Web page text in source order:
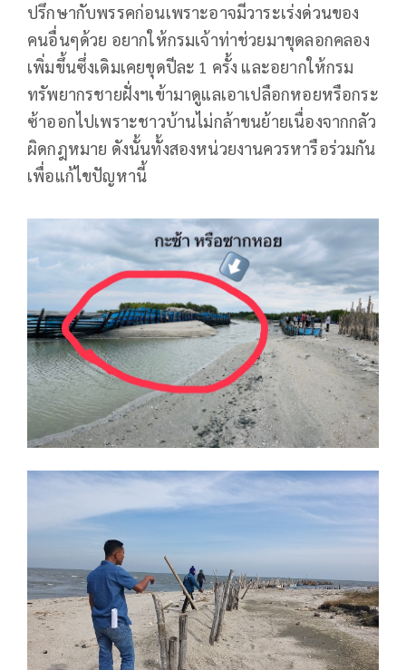
ปรึกษากับพรรคก่อนเพราะอาจมีวาระเร่งด่วนของ
คนอื่นๆด้วย อยากให้กรมเจ้าท่าช่วยมาขุดลอกคลอง
เพิ่มขึ้นซึ่งเดิมเคยขุดปีละ 1 ครั้ง และอยากให้กรม
ทรัพยากรชายฝั่งฯเข้ามาดูแลเอาเปลือกหอยหรือกระ
ซ้าออกไปเพราะชาวบ้านไม่กล้าขนย้ายเนื่องจากกลัว
ผิดกฎหมาย ดังนั้นทั้งสองหน่วยงานควรหารือร่วมกัน
เพื่อแก้ไขปัญหานี้